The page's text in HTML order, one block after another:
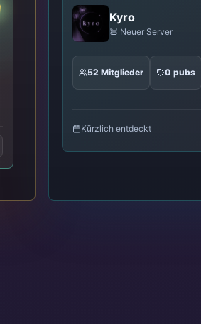
Klassiker Koopa
Neuer Server
6 Mitglieder 0 pubs
Kürzlich entdeckt